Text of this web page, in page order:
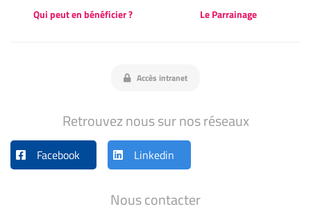
Nous contacter
Qui peut en bénéficier ?
Le Parrainage
Accès intranet
Retrouvez nous sur nos réseaux
Facebook Linkedin